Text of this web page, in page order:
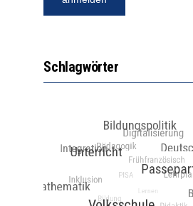
Schlagwörter